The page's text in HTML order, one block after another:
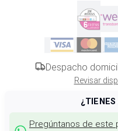
Despacho
Revisar
¿TIENES
Pregúntanos de este